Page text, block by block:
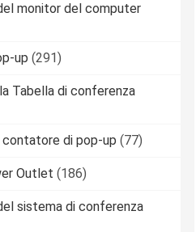
monitor del computer
up (291)
Tabella di conferenza
di pop-up (77)
Outlet (186)
sistema di conferenza